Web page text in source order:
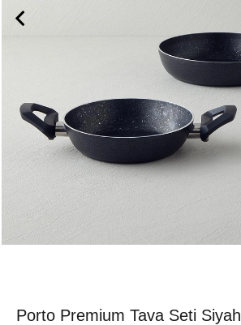
Porto Premium Tava Seti Siyah